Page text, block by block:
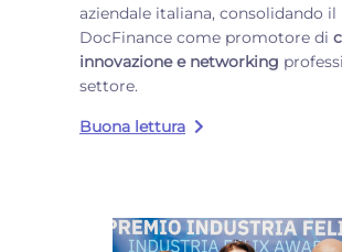
aziendale italiana, consolidando
DocFinance come promotore di
innovazione e networking
settore.
Buona lettura